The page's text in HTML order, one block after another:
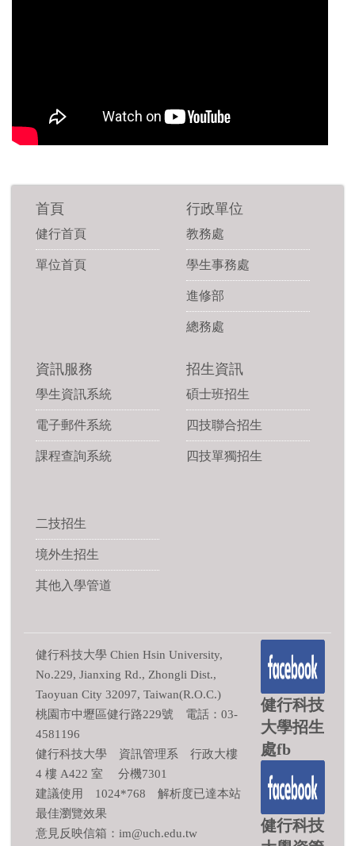
首頁
健行首頁
單位首頁
行政單位
教務處
學生事務處
進修部
總務處
資訊服務
學生資訊系統
電子郵件系統
課程查詢系統
招生資訊
碩士班招生
四技聯合招生
四技單獨招生
二技招生
境外生招生
其他入學管道
健行科技大學 Chien Hsin University,
No.229, Jianxing Rd., Zhongli Dist.,
Taoyuan City 32097, Taiwan(R.O.C.)
桃園市中壢區健行路229號 電話：03-
4581196
健行科技大學 資訊管理系 行政大樓
4 樓 A422 室 分機7301
建議使用 1024*768 解析度已達本站
最佳瀏覽效果
意見反映信箱：im@uch.edu.tw
健行科技
大學招生
處fb
健行科技